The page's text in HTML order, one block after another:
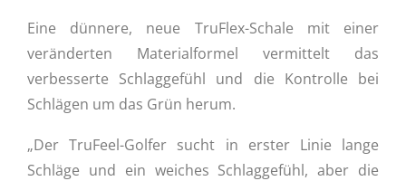
Eine dünnere, neue TruFlex-Schale mit einer
veränderten Materialformel vermittelt das
verbesserte Schlaggefühl und die Kontrolle bei
Schlägen um das Grün herum.
„Der TruFeel-Golfer sucht in erster Linie lange
Schläge und ein weiches Schlaggefühl, aber die